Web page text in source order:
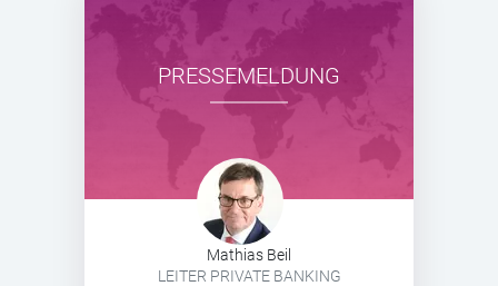
PRESSEMELDUNG
Mathias Beil
LEITER PRIVATE BANKING